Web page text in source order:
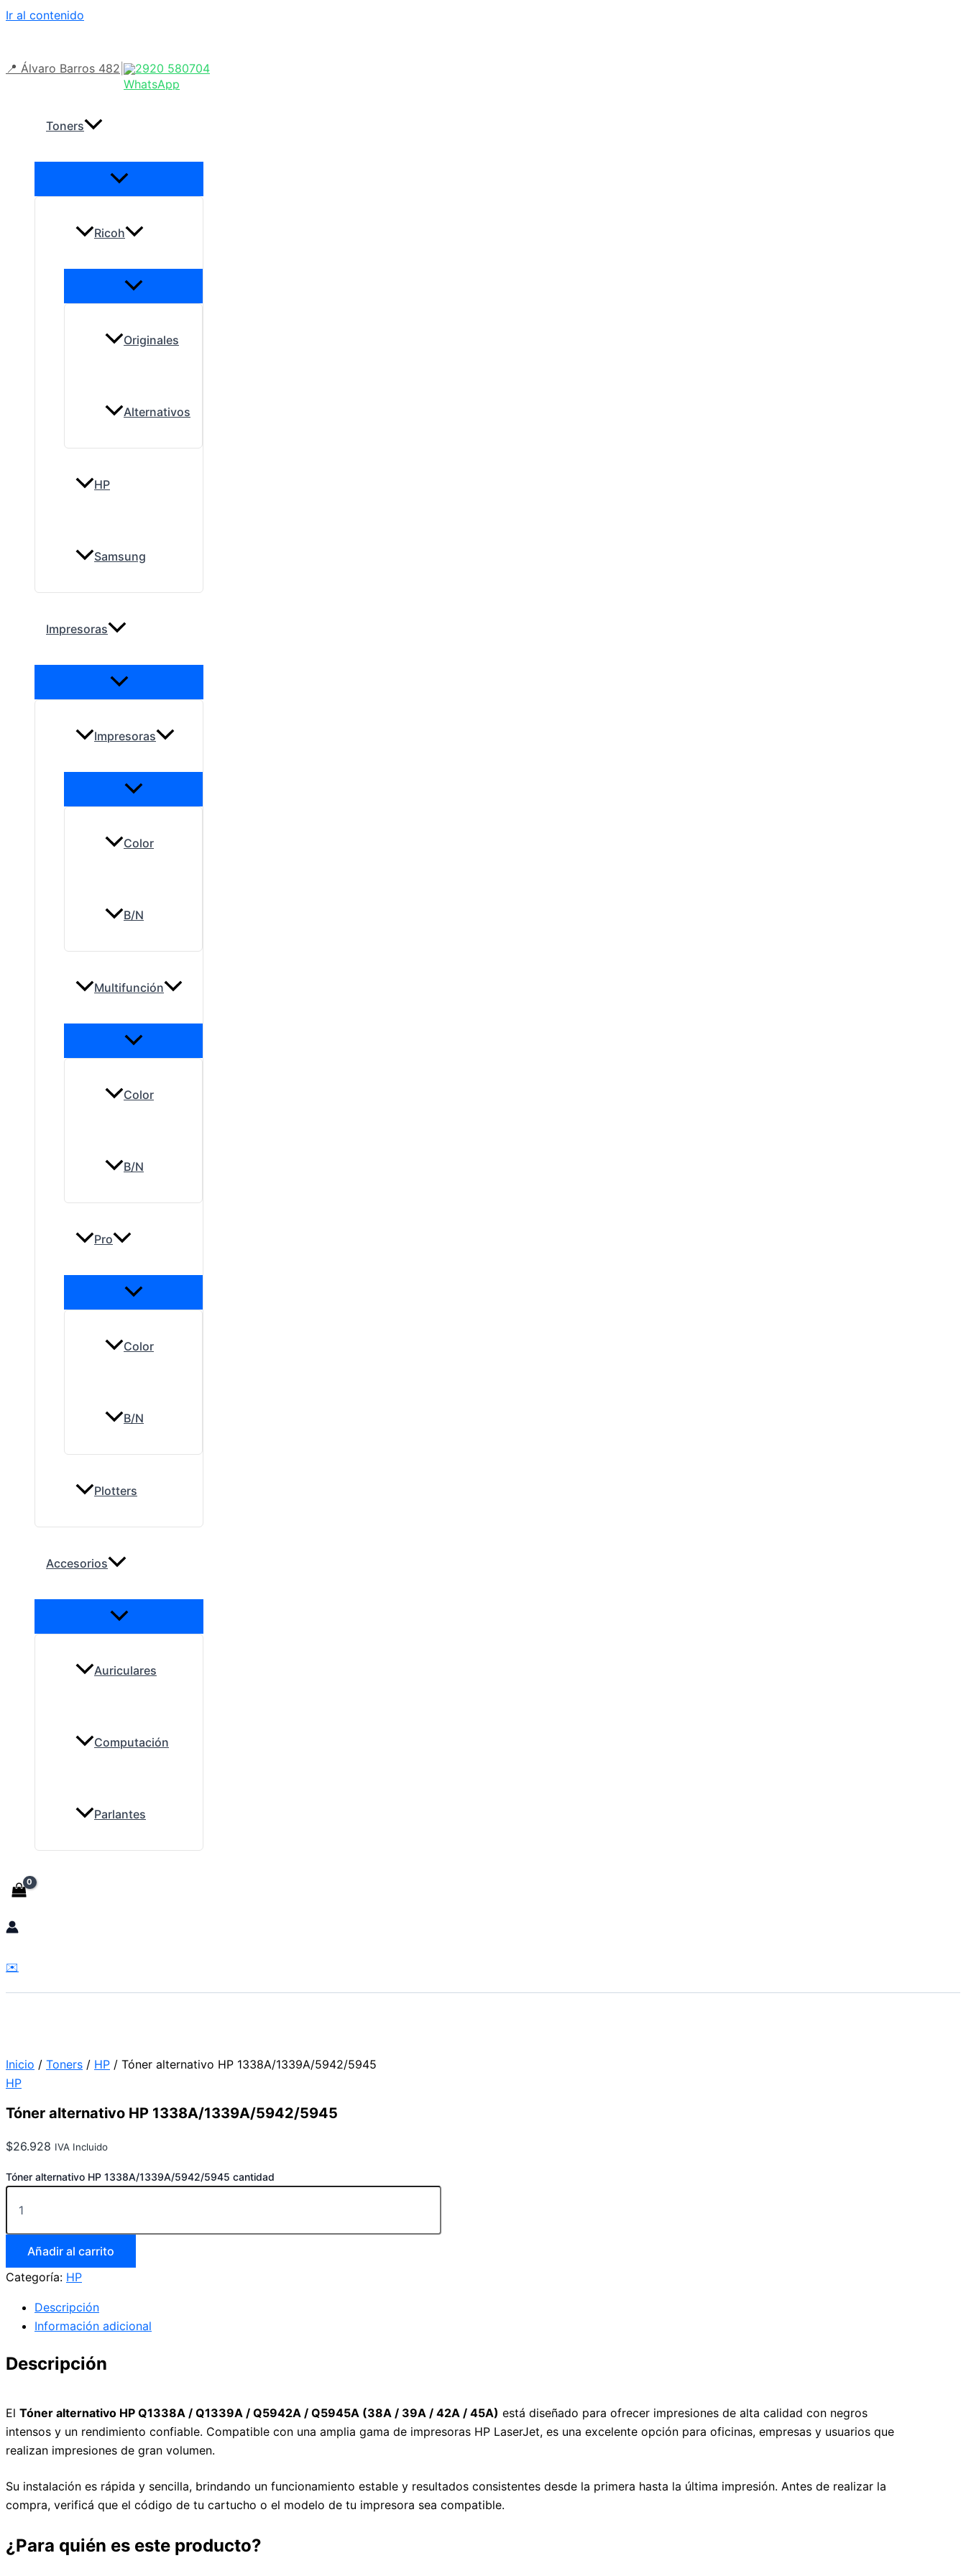
Ir al contenido
📍 Álvaro Barros 482 2920 580704
Toners
Ricoh
Originales
Alternativos
HP
Samsung
Impresoras
Impresoras
Color
B/N
Multifunción
Color
B/N
Pro
Color
B/N
Plotters
Accesorios
Auriculares
Computación
Parlantes
✉️
Inicio / Toners / HP / Tóner alternativo HP 1338A/1339A/5942/5945
HP
Tóner alternativo HP 1338A/1339A/5942/5945
$26.928 IVA Incluido
Tóner alternativo HP 1338A/1339A/5942/5945 cantidad
Añadir al carrito
Categoría: HP
Descripción
Información adicional
Descripción
El Tóner alternativo HP Q1338A / Q1339A / Q5942A / Q5945A (38A / 39A / 42A / 45A) está diseñado para ofrecer impresiones de alta calidad con negros
intensos y un rendimiento confiable. Compatible con una amplia gama de impresoras HP LaserJet, es una excelente opción para oficinas, empresas y usuarios que
realizan impresiones de gran volumen.
Su instalación es rápida y sencilla, brindando un funcionamiento estable y resultados consistentes desde la primera hasta la última impresión. Antes de realizar la
compra, verificá que el código de tu cartucho o el modelo de tu impresora sea compatible.
¿Para quién es este producto?